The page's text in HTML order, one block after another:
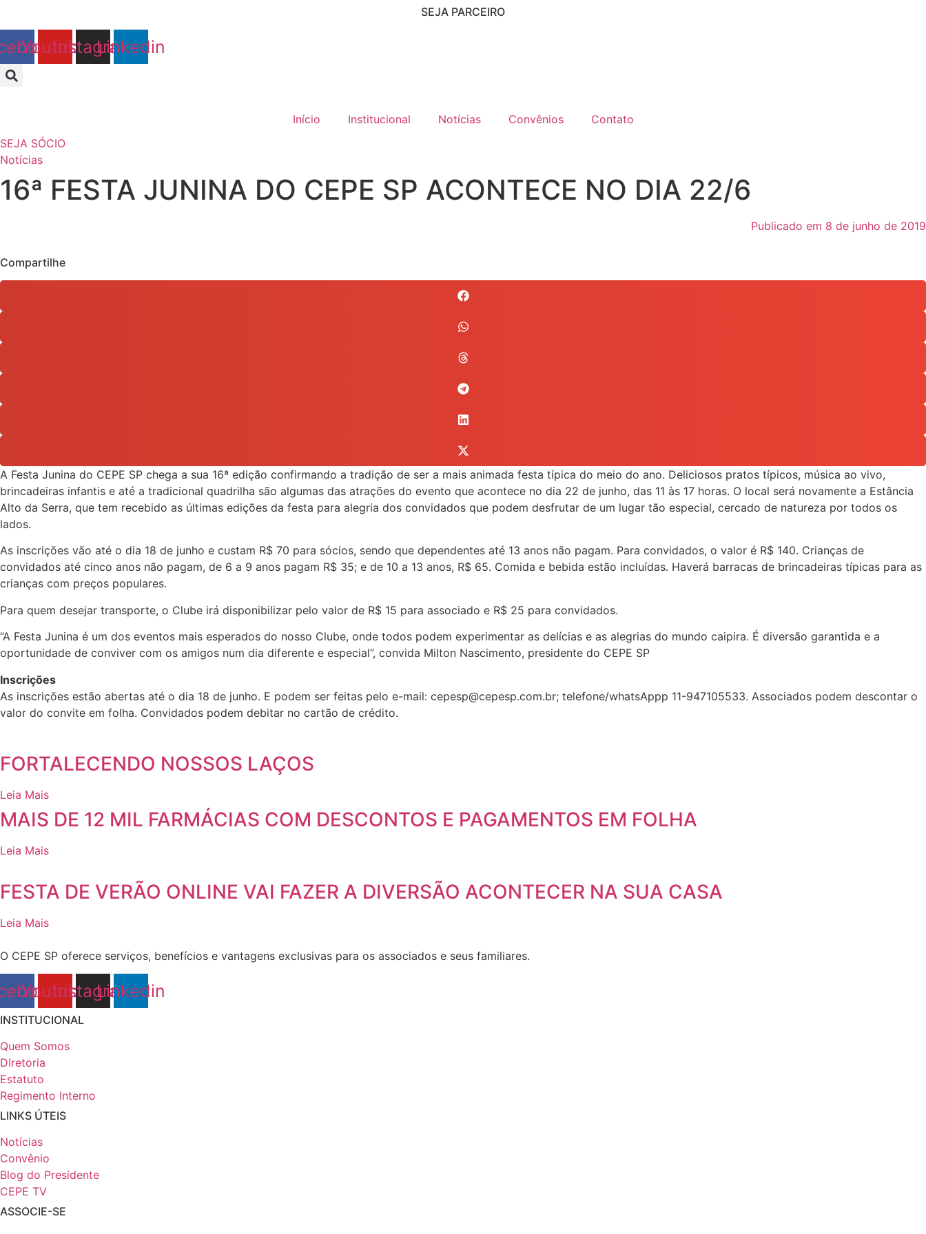
para
o
conteúdo
SEJA PARCEIRO
Youtube
Instagram
Linkedin
Início Institucional Notícias Convênios
Contato
SEJA SÓCIO
Notícias
16ª FESTA JUNINA DO CEPE SP ACONTECE NO DIA 22/6
Publicado em 8 de junho de 2019
Compartilhe
A Festa Junina do CEPE SP chega a sua 16ª edição confirmando a tradição de ser a mais animada festa típica do meio do ano. Deliciosos pratos típicos, música ao vivo,
brincadeiras infantis e até a tradicional quadrilha são algumas das atrações do evento que acontece no dia 22 de junho, das 11 às 17 horas. O local será novamente a Estância
Alto da Serra, que tem recebido as últimas edições da festa para alegria dos convidados que podem desfrutar de um lugar tão especial, cercado de natureza por todos os
lados.
As inscrições vão até o dia 18 de junho e custam R$ 70 para sócios, sendo que dependentes até 13 anos não pagam. Para convidados, o valor é R$ 140. Crianças de
convidados até cinco anos não pagam, de 6 a 9 anos pagam R$ 35; e de 10 a 13 anos, R$ 65. Comida e bebida estão incluídas. Haverá barracas de brincadeiras típicas para as
crianças com preços populares.
Para quem desejar transporte, o Clube irá disponibilizar pelo valor de R$ 15 para associado e R$ 25 para convidados.
“A Festa Junina é um dos eventos mais esperados do nosso Clube, onde todos podem experimentar as delícias e as alegrias do mundo caipira. É diversão garantida e a
oportunidade de conviver com os amigos num dia diferente e especial”, convida Milton Nascimento, presidente do CEPE SP
Inscrições
As inscrições estão abertas até o dia 18 de junho. E podem ser feitas pelo e-mail: cepesp@cepesp.com.br; telefone/whatsAppp 11-947105533. Associados podem descontar o
valor do convite em folha. Convidados podem debitar no cartão de crédito.
FORTALECENDO NOSSOS LAÇOS
Leia Mais
MAIS DE 12 MIL FARMÁCIAS COM DESCONTOS E PAGAMENTOS EM FOLHA
Leia Mais
FESTA DE VERÃO ONLINE VAI FAZER A DIVERSÃO ACONTECER NA SUA CASA
Leia Mais
O CEPE SP oferece serviços, benefícios e vantagens exclusivas para os associados e seus familiares.
Youtube
Instagram
Linkedin
INSTITUCIONAL
Quem Somos
DIretoria
Estatuto
Regimento Interno
LINKS ÚTEIS
Notícias
Convênio
Blog do Presidente
CEPE TV
ASSOCIE-SE